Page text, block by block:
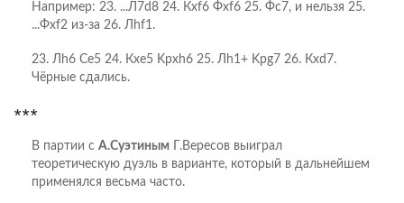
Например: 23. ...Л7d8 24. Кхf6 Фхf6 25. Фс7, и нельзя 25.
...Фхf2 из-за 26. Лhf1.
23. Лh6 Сe5 24. Кxe5 Kрxh6 25. Лh1+ Kрg7 26. Кxd7.
Чёрные сдались.
***
В партии с А.Суэтиным Г.Вересов выиграл
теоретическую дуэль в варианте, который в дальнейшем
применялся весьма часто.